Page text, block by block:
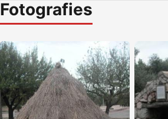
Fotografies